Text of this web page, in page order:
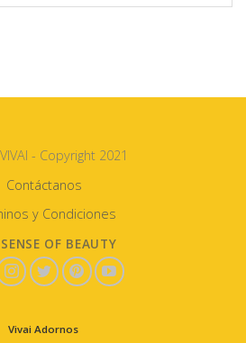
- Copyright 2021
Contáctanos
y Condiciones
OF BEAUTY
Vivai Adornos